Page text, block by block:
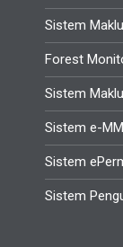
Sistem
Forest
Sistem
Sistem e-
Sistem
Sistem